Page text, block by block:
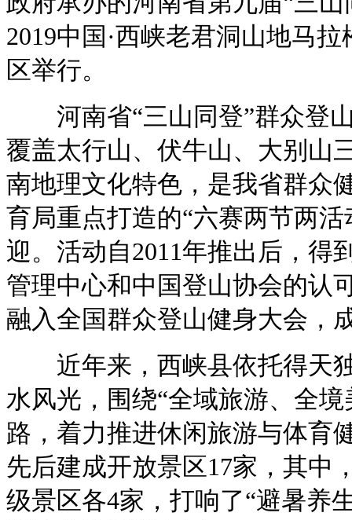
2019中国·西峡老君洞山地马
区举行。
河南省“三山同登”群众登
覆盖太行山、伏牛山、大别山
南地理文化特色，是我省群众
育局重点打造的“六赛两节两
迎。活动自2011年推出后，得
管理中心和中国登山协会的认
融入全国群众登山健身大会，
近年来，西峡县依托得天
水风光，围绕“全域旅游、全
路，着力推进休闲旅游与体育
先后建成开放景区17家，其中
级景区各4家，打响了“避暑养